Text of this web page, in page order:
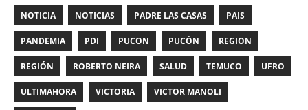
NOTICIA NOTICIAS PADRE LAS CASAS PAIS
PANDEMIA PDI PUCON PUCÓN REGION
REGIÓN ROBERTO NEIRA SALUD TEMUCO UFRO
ULTIMAHORA VICTORIA VICTOR MANOLI